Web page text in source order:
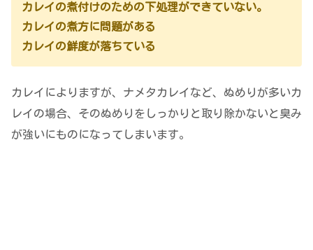
カレイの煮付けのための下処理ができていない。
カレイの煮方に問題がある
カレイの鮮度が落ちている
カレイによりますが、ナメタカレイなど、ぬめりが多いカ
レイの場合、そのぬめりをしっかりと取り除かないと臭み
が強いにものになってしまいます。